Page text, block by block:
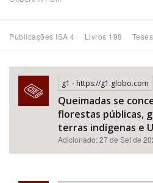
Subtema
Área de Levantamento
Área Protegida
Publicações ISA 4 Livros 198
g1 - https://g1.globo.com
Queimadas se
florestas públicas,
terras indígenas e
Adicionado: 27 de Set de